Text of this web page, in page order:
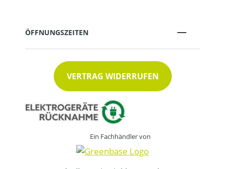
ÖFFNUNGSZEITEN
VERTRAG WIDERRUFEN
Ein Fachhändler von